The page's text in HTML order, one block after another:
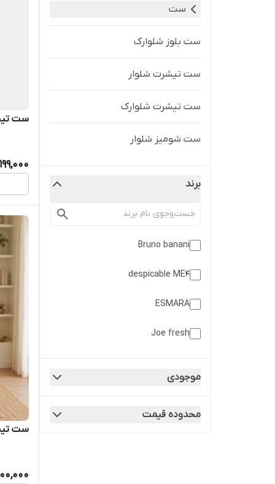
ست
ست بلوز شلوارک
ست تیشرت شلوار
ست تیشرت شلوارک
ست شومیز شلوار
برند
Bruno banani
despicable ME4
ESMARA
Joe fresh
Queen Tex
موجودی
محدوده قیمت
ست
ست